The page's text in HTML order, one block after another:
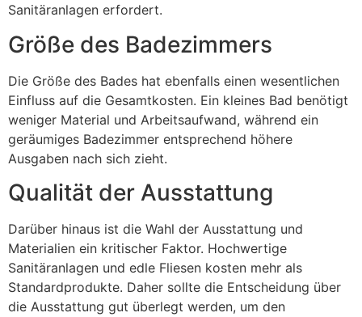
Sanitäranlagen erfordert.
Größe des Badezimmers
Die Größe des Bades hat ebenfalls einen wesentlichen
Einfluss auf die Gesamtkosten. Ein kleines Bad benötigt
weniger Material und Arbeitsaufwand, während ein
geräumiges Badezimmer entsprechend höhere
Ausgaben nach sich zieht.
Qualität der Ausstattung
Darüber hinaus ist die Wahl der Ausstattung und
Materialien ein kritischer Faktor. Hochwertige
Sanitäranlagen und edle Fliesen kosten mehr als
Standardprodukte. Daher sollte die Entscheidung über
die Ausstattung gut überlegt werden, um den